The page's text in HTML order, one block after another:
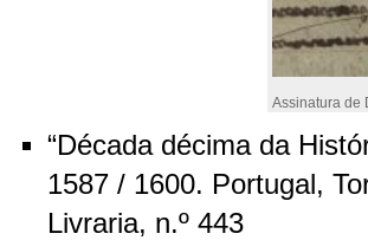
Assinatura de
“Década décima da
1587 / 1600. Portugal,
Livraria, n.º 443